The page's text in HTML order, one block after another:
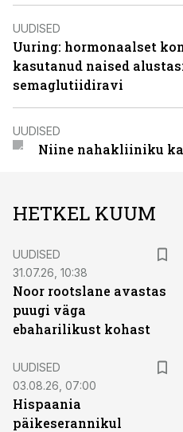
UUDISED
Uuring: hormonaalset
kasutanud naised
semaglutiidiravi
UUDISED
Niine nahakliiniku
HETKEL KUUM
UUDISED
31.07.26, 10:38
Noor rootslane avastas
puugi väga
ebaharilikust kohast
UUDISED
03.08.26, 07:00
Hispaania
päikeserannikul